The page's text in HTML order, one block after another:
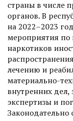
страны в числе
органов. В
на 2022–2023
мероприятия по
наркотиков
лечению и
материально-
внутренних дел,
экспертизы и